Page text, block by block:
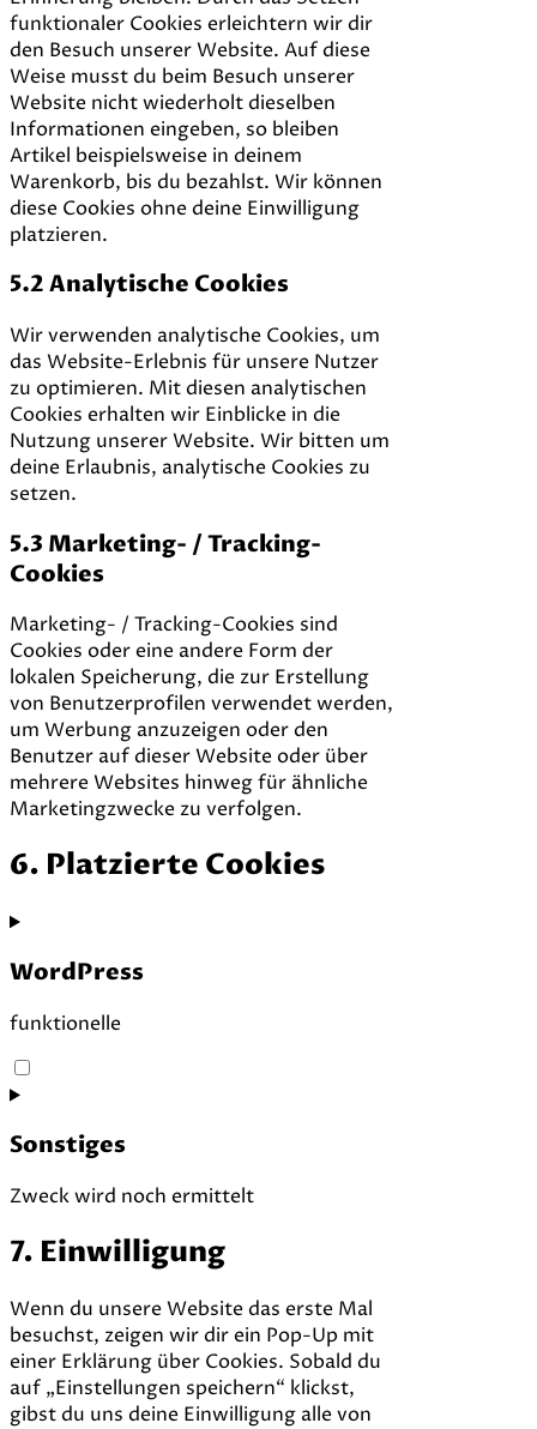
funktionaler Cookies erleichtern wir dir
den Besuch unserer Website. Auf diese
Weise musst du beim Besuch unserer
Website nicht wiederholt dieselben
Informationen eingeben, so bleiben
Artikel beispielsweise in deinem
Warenkorb, bis du bezahlst. Wir können
diese Cookies ohne deine Einwilligung
platzieren.
5.2 Analytische Cookies
Wir verwenden analytische Cookies, um
das Website-Erlebnis für unsere Nutzer
zu optimieren. Mit diesen analytischen
Cookies erhalten wir Einblicke in die
Nutzung unserer Website. Wir bitten um
deine Erlaubnis, analytische Cookies zu
setzen.
5.3 Marketing- / Tracking-
Cookies
Marketing- / Tracking-Cookies sind
Cookies oder eine andere Form der
lokalen Speicherung, die zur Erstellung
von Benutzerprofilen verwendet werden,
um Werbung anzuzeigen oder den
Benutzer auf dieser Website oder über
mehrere Websites hinweg für ähnliche
Marketingzwecke zu verfolgen.
6. Platzierte Cookies
WordPress
funktionelle
Consent
to
wordpress
Sonstiges
Zweck wird noch ermittelt
Consent
to
sonstiges
7. Einwilligung
Wenn du unsere Website das erste Mal
besuchst, zeigen wir dir ein Pop-Up mit
einer Erklärung über Cookies. Sobald du
auf „Einstellungen speichern“ klickst,
gibst du uns deine Einwilligung alle von